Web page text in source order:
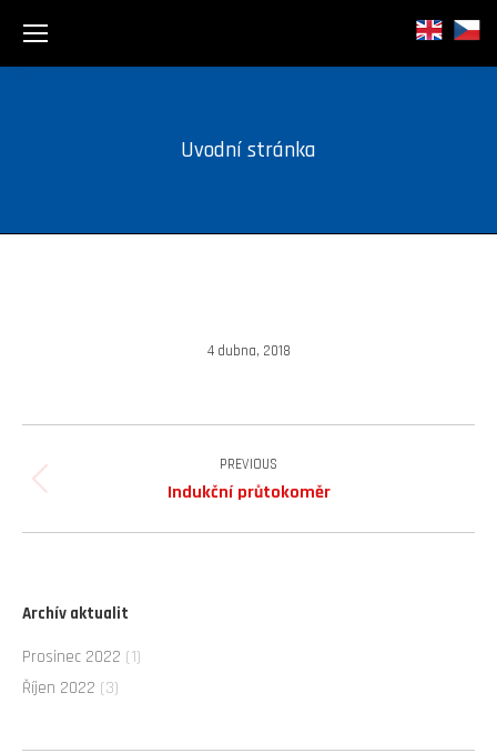
Uvodní stránka
4 dubna, 2018
navigation
PREVIOUS
Previous
Indukční průtokoměr
Archív aktualit
Prosinec 2022 (1)
Říjen 2022 (3)